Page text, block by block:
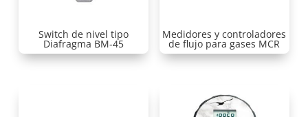
Switch de nivel tipo
Diafragma BM-45
Medidores y controladores
de flujo para gases MCR